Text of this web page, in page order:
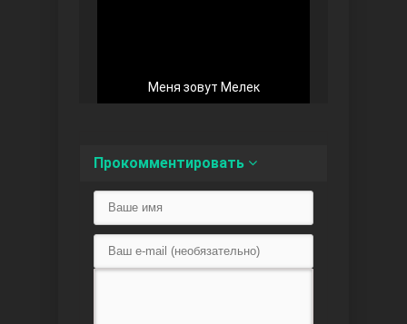
Игра судьбы
Меня зовут Мелек
Прокомментировать